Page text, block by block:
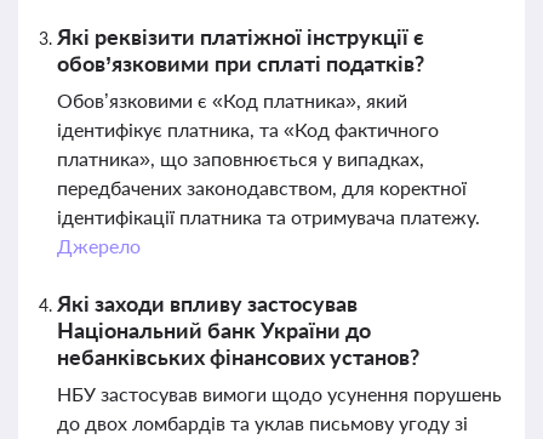
Які реквізити платіжної інструкції є
обов’язковими при сплаті податків?
Обов’язковими є «Код платника», який
ідентифікує платника, та «Код фактичного
платника», що заповнюється у випадках,
передбачених законодавством, для коректної
ідентифікації платника та отримувача платежу.
Джерело
Які заходи впливу застосував
Національний банк України до
небанківських фінансових установ?
НБУ застосував вимоги щодо усунення порушень
до двох ломбардів та уклав письмову угоду зі